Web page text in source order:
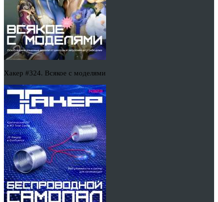
Хакер #324. Всякое с моделями